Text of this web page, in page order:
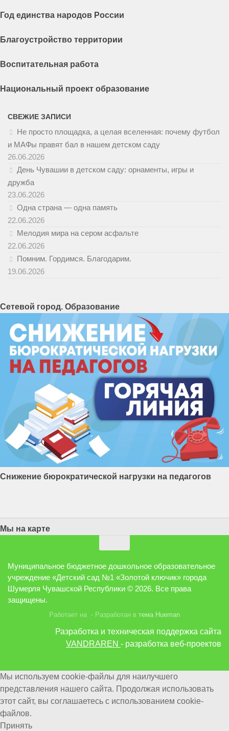
Год единства народов России
Благоустройство территории
Воспитательная работа
Национальный проект образование
СВЕЖИЕ ЗАПИСИ
Не просто площадка, а целая вселенная: почему футбол
и МАФы правят бал в нашем детском саду
26.06.2026
День Чувашии в детском саду: орнаменты, игры и
дружба
23.06.2026
Одна страна — одна память
22.06.2026
Мелодия мира на сером асфальте
22.06.2026
Помним. Гордимся. Благодарим.
19.06.2026
Сетевой город. Образование
Снижение бюрократической нагрузки на педагогов
Мы на карте
Муниципальное бюджетное дошкольное образовательное
учреждение «Детский сад №1 «Золотой ключик» города
Шумерля Чувашской Республики © 2026. Все права
защищены.
Работает на - Разработан в тема Hueman
Разработка и техническая поддержка сайта
VANDRAREN - разработка веб-проектов
Мы используем cookie-файлы для наилучшего
представления нашего сайта. Продолжая использовать
этот сайт, вы соглашаетесь с использованием cookie-
файлов.
Принять